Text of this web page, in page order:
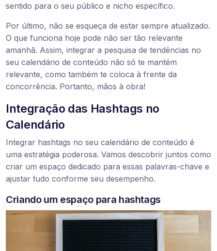
sentido para o seu público e nicho específico.
Por último, não se esqueça de estar sempre atualizado.
O que funciona hoje pode não ser tão relevante
amanhã. Assim, integrar a pesquisa de tendências no
seu calendário de conteúdo não só te mantém
relevante, como também te coloca à frente da
concorrência. Portanto, mãos à obra!
Integração das Hashtags no
Calendário
Integrar hashtags no seu calendário de conteúdo é
uma estratégia poderosa. Vamos descobrir juntos como
criar um espaço dedicado para essas palavras-chave e
ajustar tudo conforme seu desempenho.
Criando um espaço para hashtags